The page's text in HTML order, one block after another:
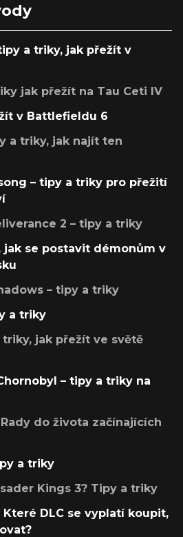
a triky, jak přežít v
jak přežít na Tau Ceti IV
v Battlefieldu 6
a triky, jak najít ten
– tipy a triky pro přežití
2 – tipy a triky
jak se postavit démonům v
– tipy a triky
a triky
triky, jak přežít ve světě
– tipy a triky na
do života začínajících
a triky
Kings 3? Tipy a triky
Které DLC se vyplatí koupit,